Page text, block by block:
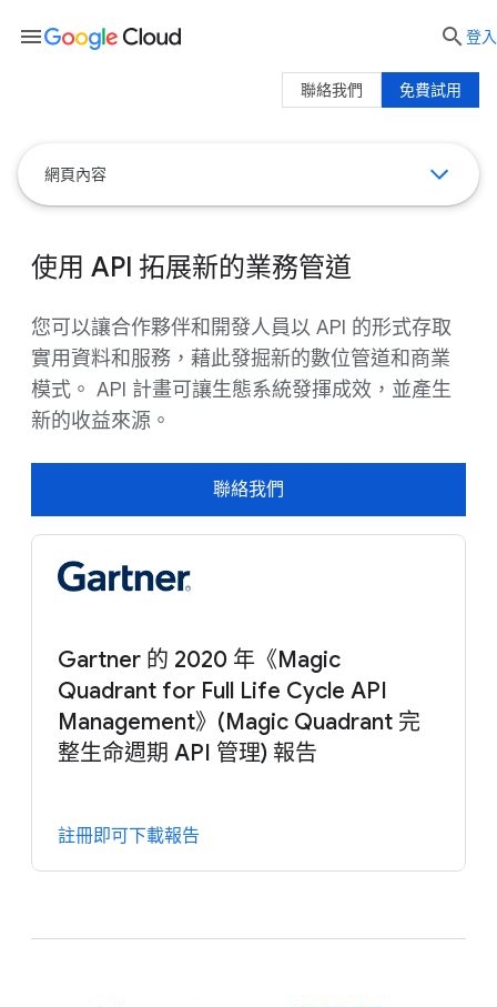
網頁內容
使用 API 拓展新的業務管道
您可以讓合作夥伴和開發人員以 API 的形式存取
實用資料和服務，藉此發掘新的數位管道和商業
模式。 API 計畫可讓生態系統發揮成效，並產生
新的收益來源。
聯絡我們
Gartner 的 2020 年《Magic
Quadrant for Full Life Cycle API
Management》(Magic Quadrant 完
整生命週期 API 管理) 報告
註冊即可下載報告
menu  登入
免費試用
聯絡我們